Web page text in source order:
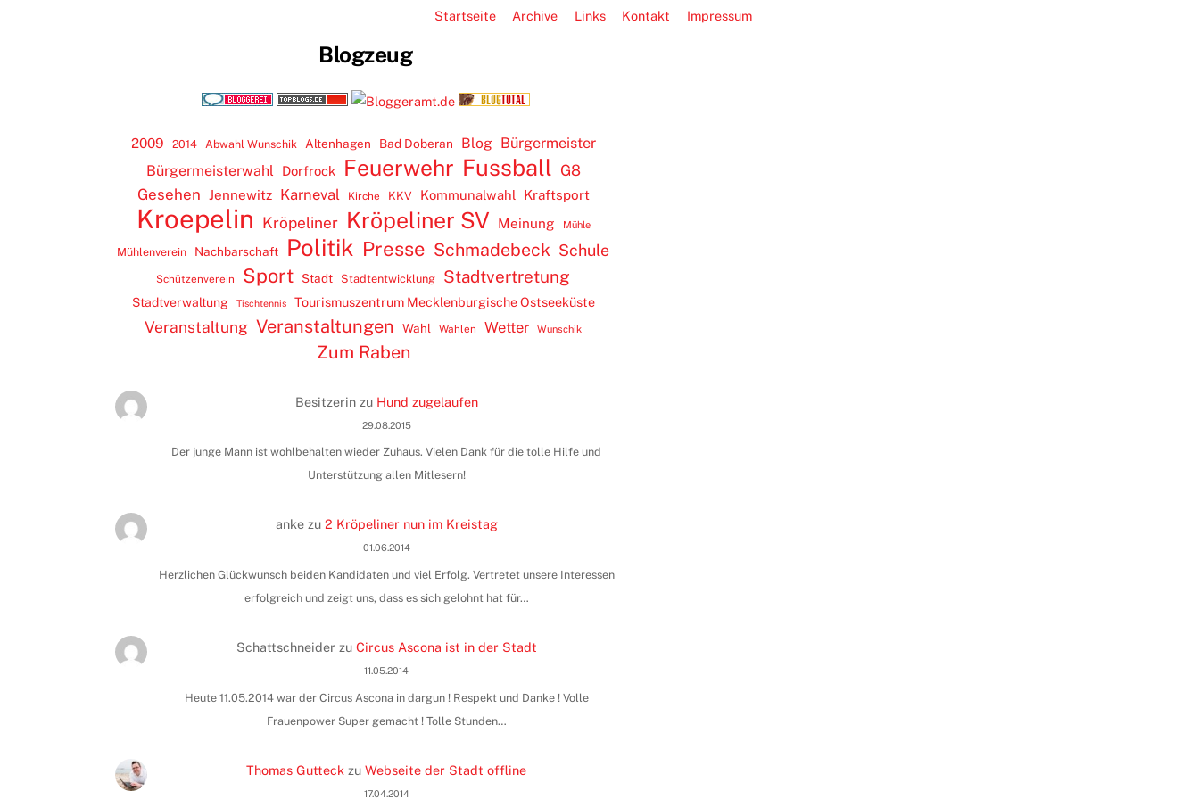
Startseite Archive Links Kontakt Impressum
Blogzeug
2009 2014 Abwahl Wunschik Altenhagen Bad Doberan Blog Bürgermeister
Bürgermeisterwahl
Dorfrock Feuerwehr Fussball G8
Gesehen Jennewitz Karneval Kirche KKV Kommunalwahl Kraftsport
Kroepelin Kröpeliner Kröpeliner SV Meinung Mühle
Mühlenverein Nachbarschaft Politik Presse Schmadebeck Schule
Schützenverein Sport Stadt Stadtentwicklung Stadtvertretung
Stadtverwaltung Tischtennis Tourismuszentrum Mecklenburgische Ostseeküste
Veranstaltung Veranstaltungen Wahl Wahlen Wetter Wunschik
Zum Raben
Besitzerinzu Hund zugelaufen
29.08.2015
Der junge Mann ist wohlbehalten wieder Zuhaus. Vielen Dank für die tolle Hilfe und
Unterstützung allen Mitlesern!
ankezu 2 Kröpeliner nun im Kreistag
01.06.2014
Herzlichen Glückwunsch beiden Kandidaten und viel Erfolg. Vertretet unsere Interessen
erfolgreich und zeigt uns, dass es sich gelohnt hat für…
Schattschneider zu Circus Ascona ist in der Stadt
11.05.2014
Heute 11.05.2014 war der Circus Ascona in dargun ! Respekt und Danke ! Volle
Frauenpower Super gemacht ! Tolle Stunden…
Thomas Gutteck zuWebseite der Stadt offline
17.04.2014